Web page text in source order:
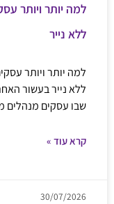
למה יותר ויותר
ללא נייר
למה יותר ויותר
ללא נייר בעשור
שבו עסקים מנהלים
קרא עוד »
30/07/2026